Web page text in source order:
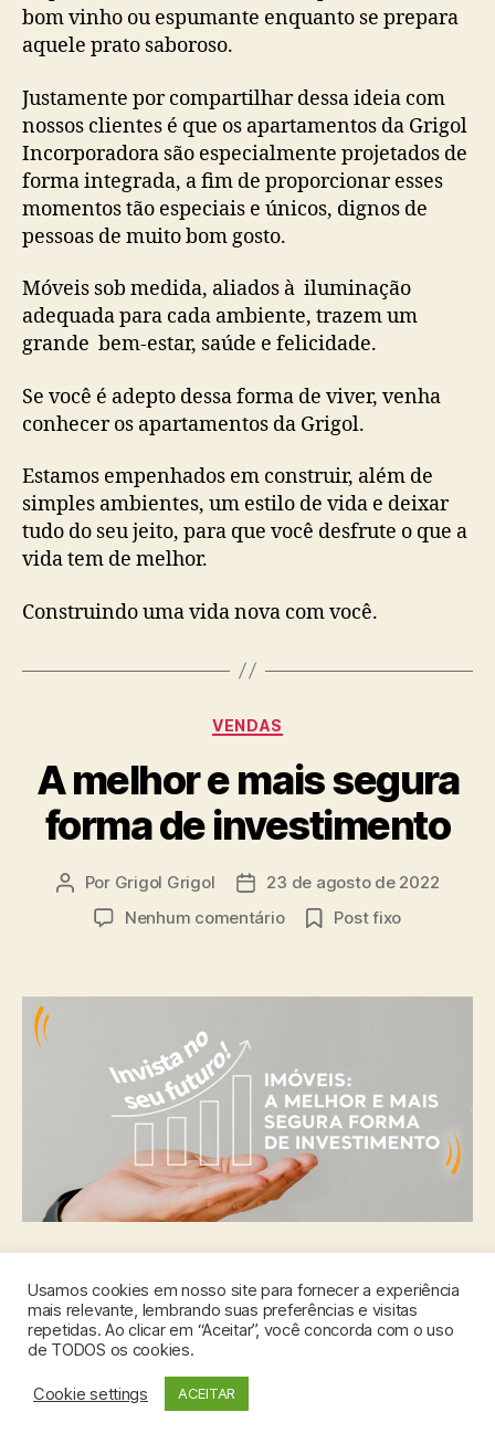
bom vinho ou espumante enquanto se prepara
aquele prato saboroso.
Justamente por compartilhar dessa ideia com
nossos clientes é que os apartamentos da Grigol
Incorporadora são especialmente projetados de
forma integrada, a fim de proporcionar esses
momentos tão especiais e únicos, dignos de
pessoas de muito bom gosto.
Móveis sob medida, aliados à iluminação
adequada para cada ambiente, trazem um
grande bem-estar, saúde e felicidade.
Se você é adepto dessa forma de viver, venha
conhecer os apartamentos da Grigol.
Estamos empenhados em construir, além de
simples ambientes, um estilo de vida e deixar
tudo do seu jeito, para que você desfrute o que a
vida tem de melhor.
Construindo uma vida nova com você.
VENDAS
A melhor e mais segura
forma de investimento
Por Grigol Grigol
23 de agosto de 2022
Nenhum comentário
Post fixo
Atualmente, cada vez mais, passamos por um
mundo de incertezas. Dúvidas diversas chegam
a cada instante. São pergunta que normalmente
nos fazemos em relação a um futuro que parece
incerto e desafiador. E uma delas, entretanto, é
Usamos cookies em nosso site para fornecer a experiência
mais relevante, lembrando suas preferências e visitas
repetidas. Ao clicar em “Aceitar”, você concorda com o uso
de TODOS os cookies.
Cookie settings ACEITAR